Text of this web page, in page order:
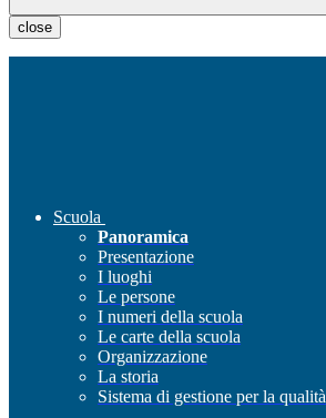
close
Scuola
Panoramica
Presentazione
I luoghi
Le persone
I numeri della scuola
Le carte della scuola
Organizzazione
La storia
Sistema di gestione per la qualità